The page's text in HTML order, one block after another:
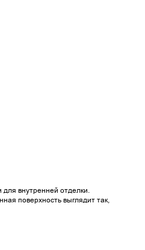
внутренней отделки.
поверхность выглядит так,